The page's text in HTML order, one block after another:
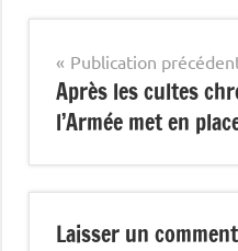
Navigation
de
l’article
Publication
Après les cultes
l’Armée met en
Laisser un